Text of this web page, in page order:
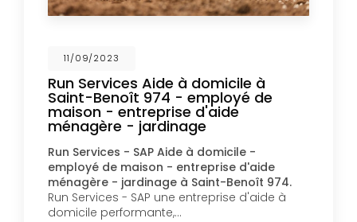
11/09/2023
Run Services Aide à domicile à
Saint-Benoît 974 - employé de
maison - entreprise d'aide
ménagère - jardinage
Run Services - SAP Aide à domicile -
employé de maison - entreprise d'aide
ménagère - jardinage à Saint-Benoît 974.
Run Services - SAP une entreprise d'aide à
domicile performante,…